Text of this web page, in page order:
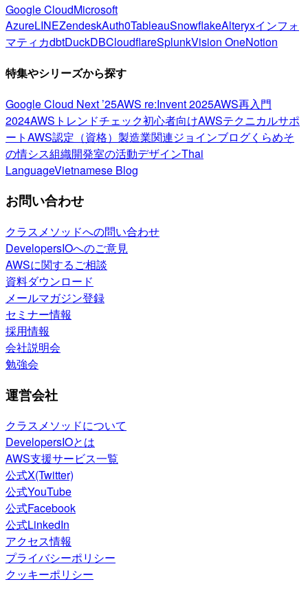
Google CloudMicrosoft
AzureLINEZendeskAuth0TableauSnowflakeAlteryxインフォ
マティカdbtDuckDBCloudflareSplunkVision OneNotion
特集やシリーズから探す
Google Cloud Next ’25AWS re:Invent 2025AWS再入門
2024AWSトレンドチェック初心者向けAWSテクニカルサポ
ートAWS認定（資格） 製造業関連ジョインブログくらめそ
の情シス組織開発室の活動デザインThai
LanguageVietnamese Blog
お問い合わせ
クラスメソッドへの問い合わせ
DevelopersIOへのご意見
AWSに関するご相談
資料ダウンロード
メールマガジン登録
セミナー情報
採用情報
会社説明会
勉強会
運営会社
クラスメソッドについて
DevelopersIOとは
AWS支援サービス一覧
公式X(Twitter)
公式YouTube
公式Facebook
公式LinkedIn
アクセス情報
プライバシーポリシー
クッキーポリシー